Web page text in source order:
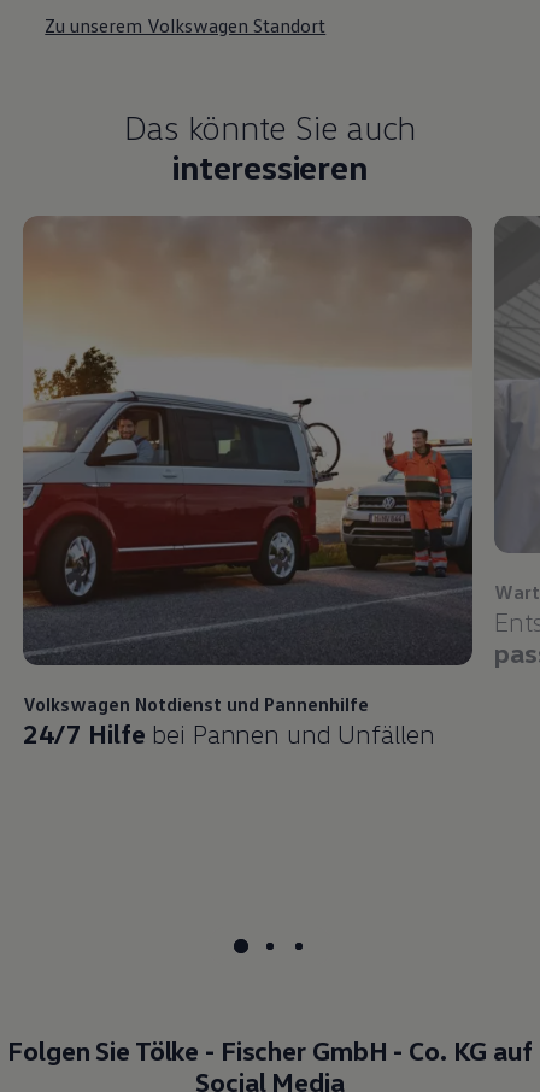
Zu unserem Volkswagen Standort
Das könnte Sie auch
interessieren
Volkswagen Notdienst und Pannenhilfe
24/7 Hilfe bei Pannen und Unfällen
Folgen Sie Tölke - Fischer GmbH - Co. KG auf
Social Media